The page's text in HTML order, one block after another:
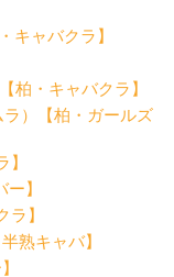
キャバクラ】
柏・キャバクラ】
）【柏・ガールズ
】
】
ラ】
熟キャバ】